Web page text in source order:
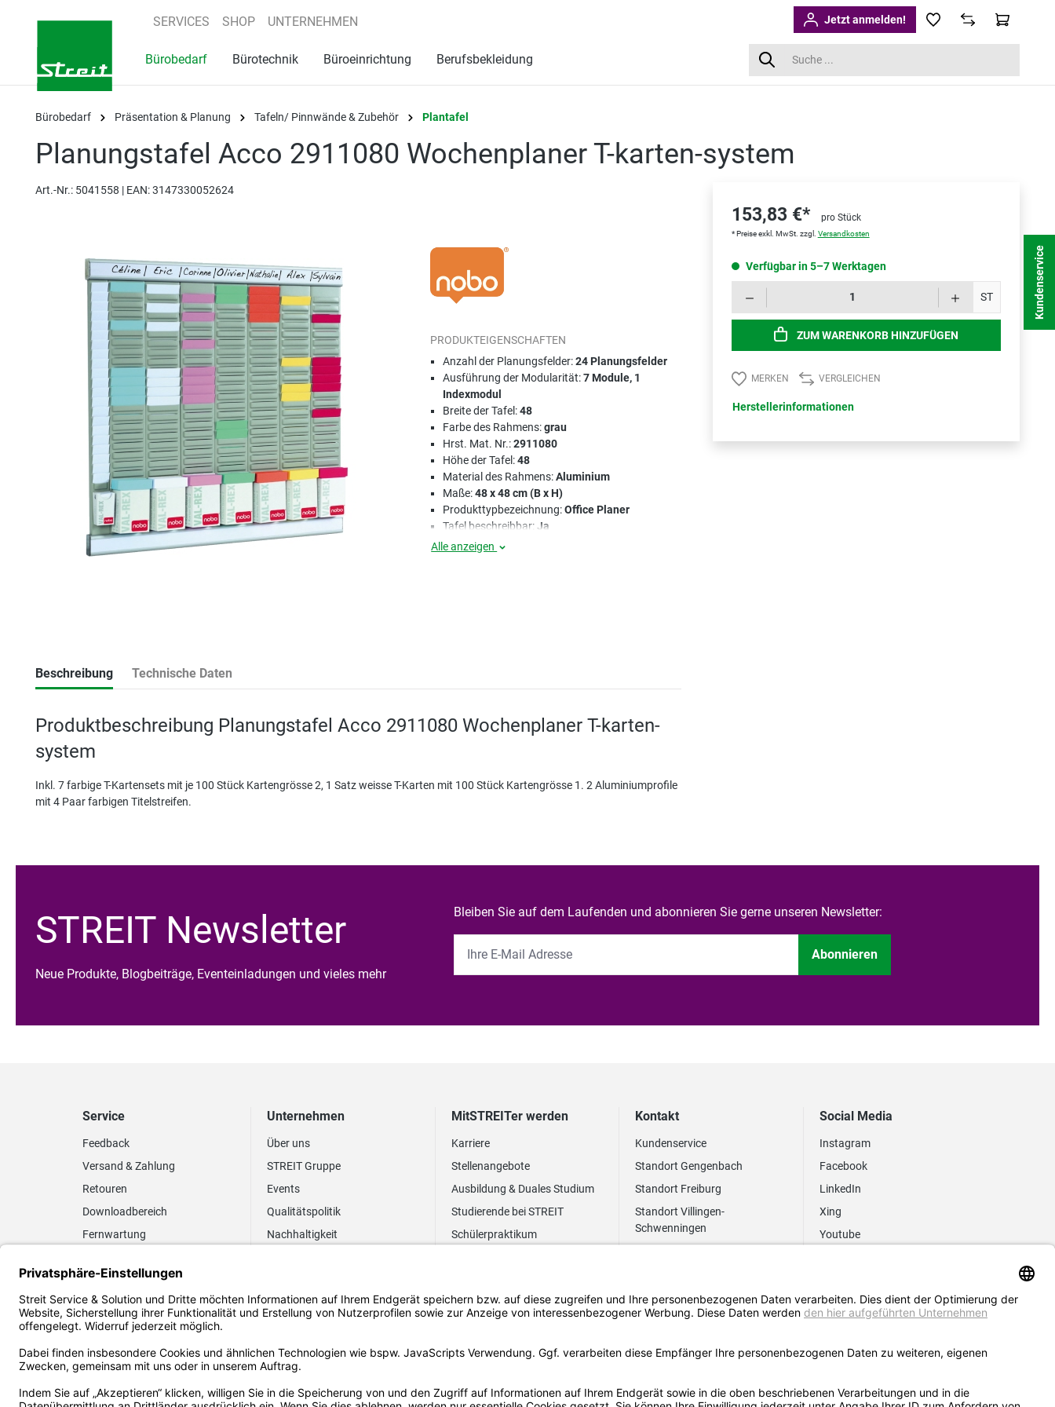
Zur Hauptnavigation springen
SERVICES SHOP UNTERNEHMEN Jetzt anmelden!
Bürobedarf Bürotechnik Büroeinrichtung Berufsbekleidung
Bürobedarf Präsentation & Planung Tafeln/ Pinnwände & Zubehör Plantafel
Planungstafel Acco 2911080 Wochenplaner T-karten-system
Art.-Nr.: 5041558 | EAN: 3147330052624
PRODUKTEIGENSCHAFTEN
Anzahl der Planungsfelder:24 Planungsfelder
Ausführung der Modularität:7 Module, 1
Indexmodul
Breite der Tafel:48
Farbe des Rahmens:grau
Hrst. Mat. Nr.:2911080
Höhe der Tafel:48
Material des Rahmens:Aluminium
Maße:48 x 48 cm (B x H)
Produkttypbezeichnung:Office Planer
Tafel beschreibbar:Ja
Alle anzeigen
Beschreibung Technische Daten
Produktbeschreibung Planungstafel Acco 2911080 Wochenplaner T-karten-
system
Inkl. 7 farbige T-Kartensets mit je 100 Stück Kartengrösse 2, 1 Satz weisse T-Karten mit 100 Stück Kartengrösse 1. 2 Aluminiumprofile
mit 4 Paar farbigen Titelstreifen.
153,83 €* pro Stück
* Preise exkl. MwSt. zzgl. Versandkosten
Verfügbar in 5–7 Werktagen
ST
ZUM WARENKORB HINZUFÜGEN
MERKEN VERGLEICHEN
Herstellerinformationen
STREIT Newsletter
Neue Produkte, Blogbeiträge, Eventeinladungen und vieles mehr
Bleiben Sie auf dem Laufenden und abonnieren Sie gerne unseren Newsletter:
Abonnieren
Service
Feedback
Versand & Zahlung
Retouren
Downloadbereich
Fernwartung
Elektronischer
Rechnungsversand
FAQ EUDR
Unternehmen
Über uns
STREIT Gruppe
Events
Qualitätspolitik
Nachhaltigkeit
MitSTREITer werden
Karriere
Stellenangebote
Ausbildung & Duales Studium
Studierende bei STREIT
Schülerpraktikum
Kontakt
Kundenservice
Standort Gengenbach
Standort Freiburg
Standort Villingen-
Schwenningen
Social Media
Instagram
Facebook
LinkedIn
Xing
Youtube
Kundenservice